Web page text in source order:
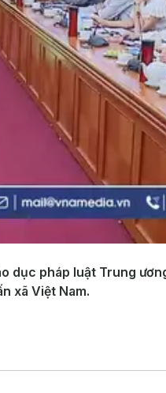
dục pháp luật Trung
xã Việt Nam.